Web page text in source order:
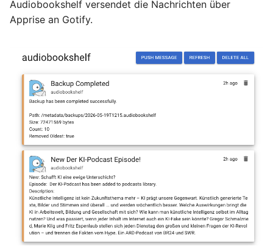
Audiobookshelf versendet die Nachrichten über
Apprise an Gotify.